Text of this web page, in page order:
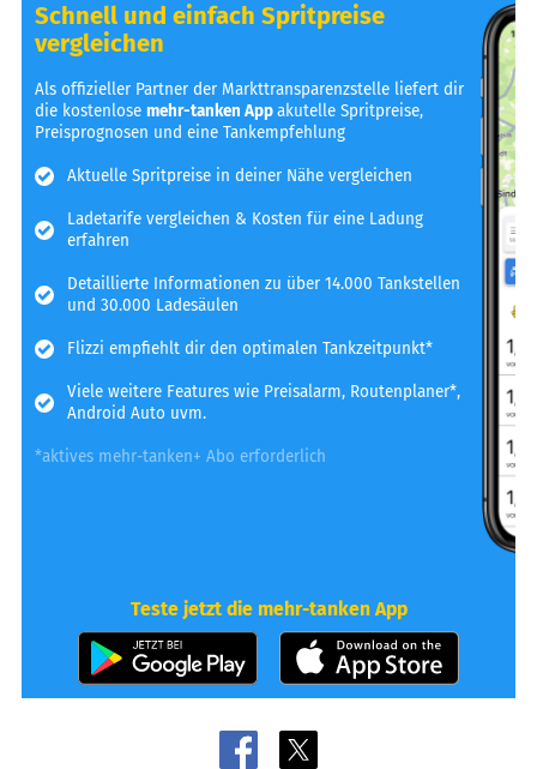
Schnell und einfach Spritpreise
vergleichen
Als offizieller Partner der Markttransparenzstelle liefert dir
die kostenlosemehr-tanken Appakutelle Spritpreise,
Preisprognosen und eine Tankempfehlung
Aktuelle Spritpreise in deiner Nähe vergleichen
Ladetarife vergleichen & Kosten für eine Ladung
erfahren
Detaillierte Informationen zu über 14.000 Tankstellen
und 30.000 Ladesäulen
Flizzi empfiehlt dir den optimalen Tankzeitpunkt*
Viele weitere Features wie Preisalarm, Routenplaner*,
Android Auto uvm.
*aktives mehr-tanken+ Abo erforderlich
Teste jetzt die mehr-tanken App